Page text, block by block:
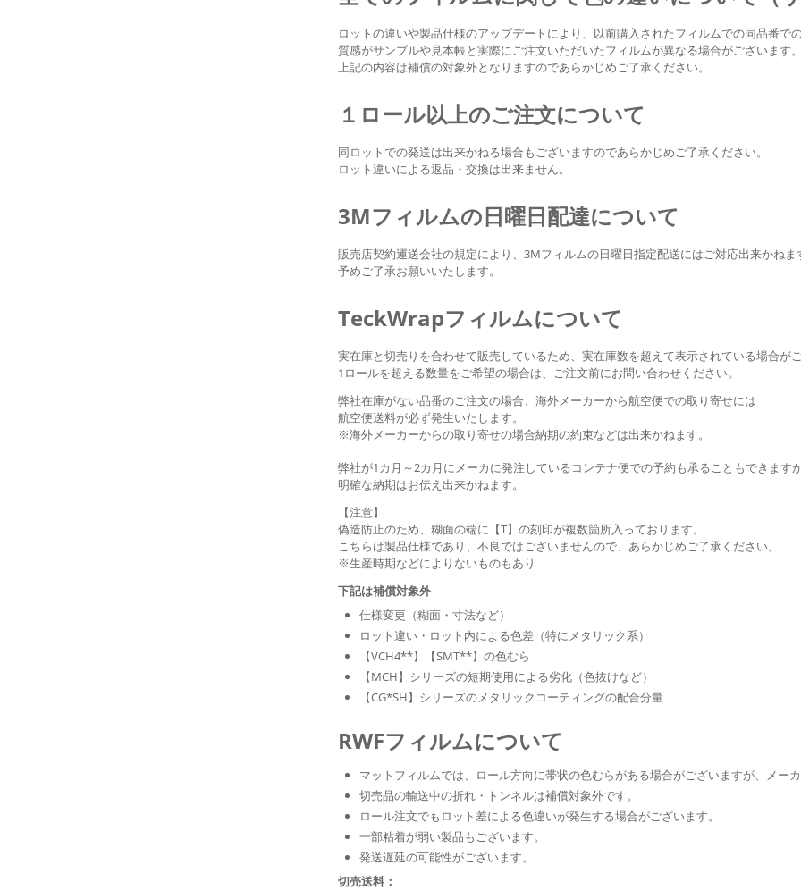
ロットの違いや製品仕様のアップデートにより、以前購入されたフィルムでの同品番で
質感がサンプルや見本帳と実際にご注文いただいたフィルムが異なる場合がございます。
上記の内容は補償の対象外となりますのであらかじめご了承ください。
１ロール以上のご注文について
同ロットでの発送は出来かねる場合もございますのであらかじめご了承ください。
ロット違いによる返品・交換は出来ません。
3Mフィルムの日曜日配達について
販売店契約運送会社の規定により、3Mフィルムの日曜日指定配送にはご対応出来かねま
予めご了承お願いいたします。
TeckWrapフィルムについて
実在庫と切売りを合わせて販売しているため、実在庫数を超えて表示されている場合がご
1ロールを超える数量をご希望の場合は、ご注文前にお問い合わせください。
弊社在庫がない品番のご注文の場合、海外メーカーから航空便での取り寄せには
航空便送料が必ず発生いたします。
※海外メーカーからの取り寄せの場合納期の約束などは出来かねます。
弊社が1カ月～2カ月にメーカに発注しているコンテナ便での予約も承ることもできます
明確な納期はお伝え出来かねます。
【注意】
偽造防止のため、糊面の端に【T】の刻印が複数箇所入っております。
こちらは製品仕様であり、不良ではございませんので、あらかじめご了承ください。
※生産時期などによりないものもあり
下記は補償対象外
仕様変更（糊面・寸法など）
ロット違い・ロット内による色差（特にメタリック系）
【VCH4**】【SMT**】の色むら
【MCH】シリーズの短期使用による劣化（色抜けなど）
【CG*SH】シリーズのメタリックコーティングの配合分量
RWFフィルムについて
マットフィルムでは、ロール方向に帯状の色むらがある場合がございますが、メーカ
切売品の輸送中の折れ・トンネルは補償対象外です。
ロール注文でもロット差による色違いが発生する場合がございます。
一部粘着が弱い製品もございます。
発送遅延の可能性がございます。
切売送料：